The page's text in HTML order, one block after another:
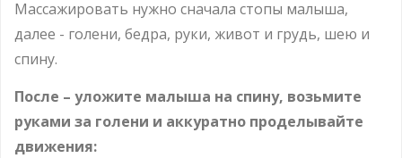
Массажировать нужно сначала стопы малыша,
далее - голени, бедра, руки, живот и грудь, шею и
спину.
После – уложите малыша на спину, возьмите
руками за голени и аккуратно проделывайте
движения: